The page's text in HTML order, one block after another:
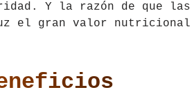
Y la razón de que
el gran valor nutricional